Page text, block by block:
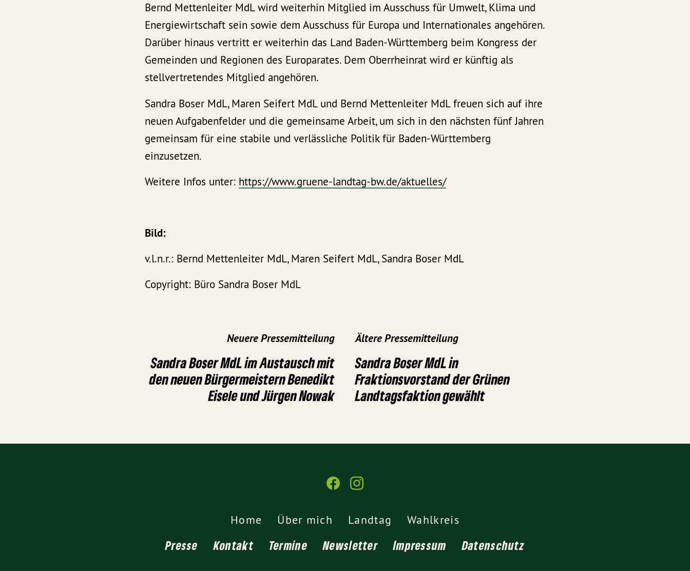
Bernd Mettenleiter MdL wird weiterhin Mitglied im Ausschuss für Umwelt, Klima und
Energiewirtschaft sein sowie dem Ausschuss für Europa und Internationales angehören.
Darüber hinaus vertritt er weiterhin das Land Baden-Württemberg beim Kongress der
Gemeinden und Regionen des Europarates. Dem Oberrheinrat wird er künftig als
stellvertretendes Mitglied angehören.
Sandra Boser MdL, Maren Seifert MdL und Bernd Mettenleiter MdL freuen sich auf ihre
neuen Aufgabenfelder und die gemeinsame Arbeit, um sich in den nächsten fünf Jahren
gemeinsam für eine stabile und verlässliche Politik für Baden-Württemberg
einzusetzen.
Weitere Infos unter: https://www.gruene-landtag-bw.de/aktuelles/
Bild:
v.l.n.r.: Bernd Mettenleiter MdL, Maren Seifert MdL, Sandra Boser MdL
Copyright: Büro Sandra Boser MdL
Neuere Pressemitteilung
Sandra Boser MdL im Austausch mit
den neuen Bürgermeistern Benedikt
Eisele und Jürgen Nowak
Ältere Pressemitteilung
Sandra Boser MdL in
Fraktionsvorstand der Grünen
Landtagsfaktion gewählt
Home Über mich Landtag Wahlkreis
Presse Kontakt Termine Newsletter Impressum Datenschutz